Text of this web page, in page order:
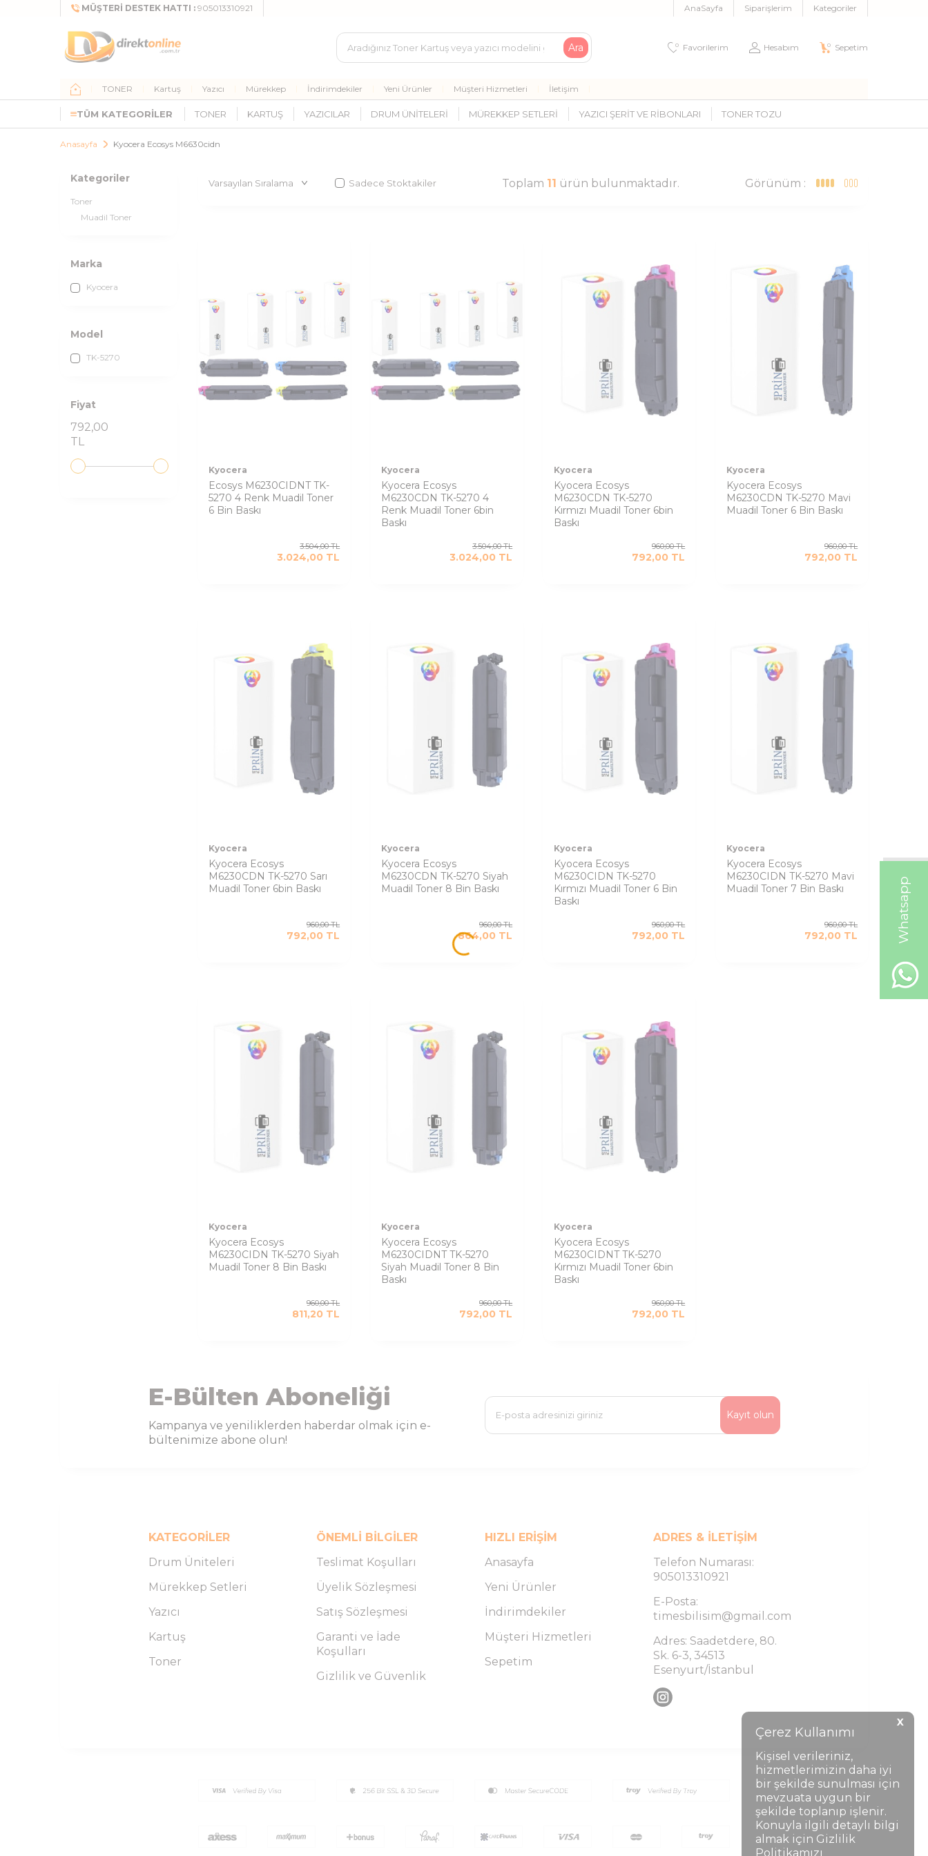
X
Çerez Kullanımı
Kişisel verileriniz,
hizmetlerimizin daha iyi
bir şekilde sunulması için
mevzuata uygun bir
şekilde toplanıp işlenir.
Konuyla ilgili detaylı bilgi
almak için Gizlilik
Politikamızı
W
h
t
s
a
p
p
D
e
s
t
e
H
a
t
t
MÜŞTERI DESTEK HATTI : 905013310921 AnaSayfa Siparişlerim Kategoriler
Ara 0 Favorilerim Hesabım 0 Sepetim
TONER Kartuş Yazıcı Mürekkep İndirimdekiler Yeni Ürünler Müşteri Hizmetleri İletişim
TÜM KATEGORILER TONER KARTUŞ YAZICILAR DRUM ÜNITELERI MÜREKKEP SETLERI YAZICI ŞERIT VE RIBONLARI TONER TOZU
Anasayfa Kyocera Ecosys M6630cidn
Kategoriler
Toner
Muadil Toner
Marka
Kyocera
Model
TK-5270
Fiyat
792,00
TL
Sadece Stoktakiler Toplam 11 ürün bulunmaktadır. Görünüm :
Kyocera
Ecosys M6230CIDNT TK-
5270 4 Renk Muadil Toner
6 Bin Baskı
3.504,00TL
3.024,00 TL
Kyocera
Kyocera Ecosys
M6230CDN TK-5270 4
Renk Muadil Toner 6bin
Baskı
3.504,00TL
3.024,00 TL
Kyocera
Kyocera Ecosys
M6230CDN TK-5270
Kırmızı Muadil Toner 6bin
Baskı
960,00TL
792,00 TL
Kyocera
Kyocera Ecosys
M6230CDN TK-5270 Mavi
Muadil Toner 6 Bin Baskı
960,00TL
792,00 TL
Kyocera
Kyocera Ecosys
M6230CDN TK-5270 Sarı
Muadil Toner 6bin Baskı
960,00TL
792,00 TL
Kyocera
Kyocera Ecosys
M6230CDN TK-5270 Siyah
Muadil Toner 8 Bin Baskı
960,00TL
864,00 TL
Kyocera
Kyocera Ecosys
M6230CIDN TK-5270
Kırmızı Muadil Toner 6 Bin
Baskı
960,00TL
792,00 TL
Kyocera
Kyocera Ecosys
M6230CIDN TK-5270 Mavi
Muadil Toner 7 Bin Baskı
960,00TL
792,00 TL
Kyocera
Kyocera Ecosys
M6230CIDN TK-5270 Siyah
Muadil Toner 8 Bin Baskı
960,00TL
811,20 TL
Kyocera
Kyocera Ecosys
M6230CIDNT TK-5270
Siyah Muadil Toner 8 Bin
Baskı
960,00TL
792,00 TL
Kyocera
Kyocera Ecosys
M6230CIDNT TK-5270
Kırmızı Muadil Toner 6bin
Baskı
960,00TL
792,00 TL
E-Bülten Aboneliği
Kampanya ve yeniliklerden haberdar olmak için e-
bültenimize abone olun!
Kayıt olun
KATEGORILER
Drum Üniteleri
Mürekkep Setleri
Yazıcı
Kartuş
Toner
ÖNEMLI BILGILER
Teslimat Koşulları
Üyelik Sözleşmesi
Satış Sözleşmesi
Garanti ve İade
Koşulları
Gizlilik ve Güvenlik
HIZLI ERIŞIM
Anasayfa
Yeni Ürünler
İndirimdekiler
Müşteri Hizmetleri
Sepetim
ADRES & İLETIŞIM
Telefon Numarası:
905013310921
E-Posta:
timesbilisim@gmail.com
Adres: Saadetdere, 80.
Sk. 6-3, 34513
Esenyurt/İstanbul